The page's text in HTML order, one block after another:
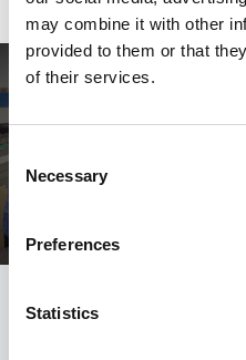
may combine it with other
provided to them or that
of their services.
Consent
Selection
Necessary
Preferences
Statistics